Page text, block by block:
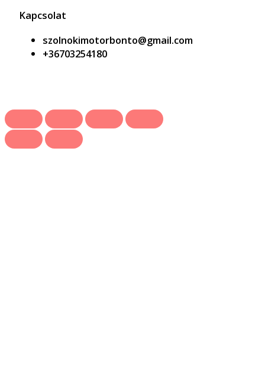
Kapcsolat
szolnokimotorbonto@gmail.com
+36703254180